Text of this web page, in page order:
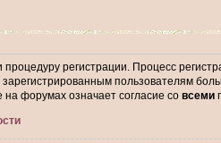
регистрации. Процесс
пользователям
форумах означает согласие со всеми